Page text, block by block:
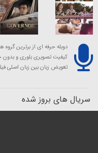
دوبله حرفه ای از برترین گروه
کیفیت تصویری بلوری و بدون
تعویض زبان بین زبان اصلی
سریال های بروز شده